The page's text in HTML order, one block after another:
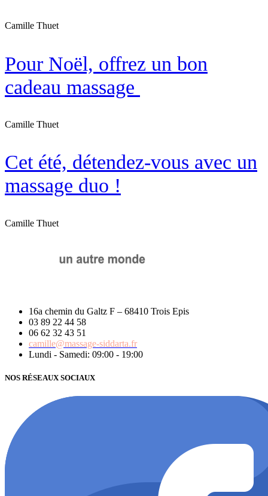
Camille Thuet
Pour Noël, offrez un bon
cadeau massage
Camille Thuet
Cet été, détendez-vous avec un
massage duo !
Camille Thuet
16a chemin du Galtz F – 68410 Trois Epis
03 89 22 44 58
06 62 32 43 51
camille@massage-siddarta.fr
Lundi - Samedi: 09:00 - 19:00
NOS RÉSEAUX SOCIAUX